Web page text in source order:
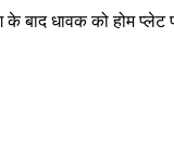
बाद धावक को होम प्लेट